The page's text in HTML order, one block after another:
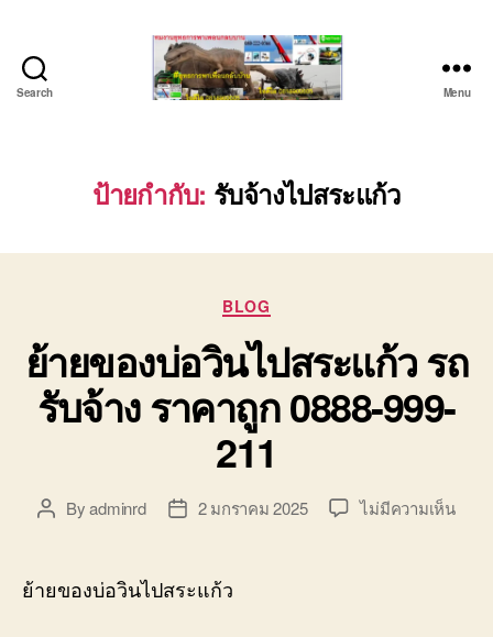
Search
เครื่องจักร
ระยอง
(บริษัท
พาณิชย์
บริการ
รถยก
รถ
รับจ้าง
ใน
เขต
บ่อ
วิน
Menu
ป้ายกำกับ: รับจ้างไปสระแก้ว
Categories
BLOG
ย้ายของบ่อวินไปสระแก้ว รถ
รับจ้าง ราคาถูก 0888-999-
211
PostByadminrd
Post2 มกราคม 2025 ไม่มีความเห็นบน
ย้ายของบ่อวินไปสระแก้ว